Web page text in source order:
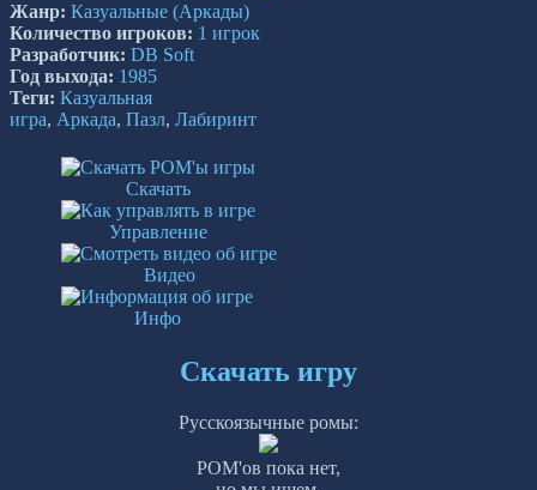
Жанр: Казуальные (Аркады)
Количество игроков: 1 игрок
Разработчик: DB Soft
Год выхода: 1985
Теги: Казуальная
игра, Аркада, Пазл, Лабиринт
Скачать
Управление
Видео
Инфо
Скачать игру
Русскоязычные ромы:
РОМ'ов пока нет,